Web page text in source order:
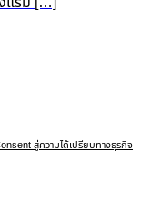
สู่ความได้เปรียบทางธุรกิจ